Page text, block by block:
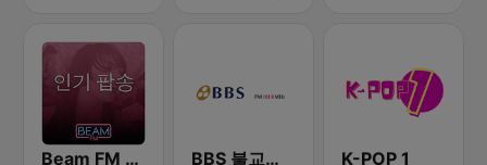
Beam FM - 취향저격 감각 팝송 BBS 불교방송 K-POP 1